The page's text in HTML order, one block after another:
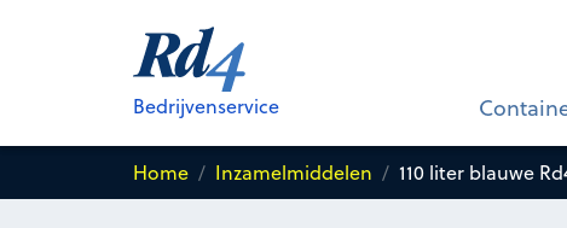
Bedrijvenservice110 liter blauwe Rd4-zak voor
Home Inzamelmiddelen 110 liter blauwe